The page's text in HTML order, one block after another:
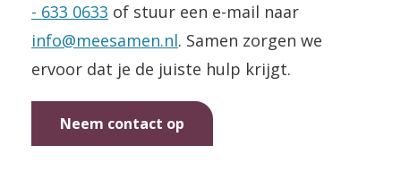
- 633 0633 of stuur een e-mail naar
info@meesamen.nl. Samen zorgen we
ervoor dat je de juiste hulp krijgt.
Neem contact op